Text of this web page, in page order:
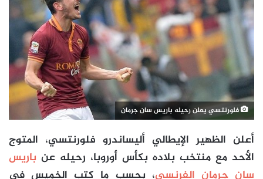
فلورنتسي يعلن رحيله باريس سان جرمان
أعلن الظهير الإيطالي أليساندرو فلورنتسي، المتوج
الأحد مع منتخب بلاده بكأس أوروبا، رحيله عن باريس
سان جرمان الفرنسي، بحسب ما كتب الخميس في